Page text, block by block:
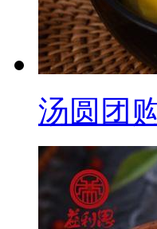
汤圆团